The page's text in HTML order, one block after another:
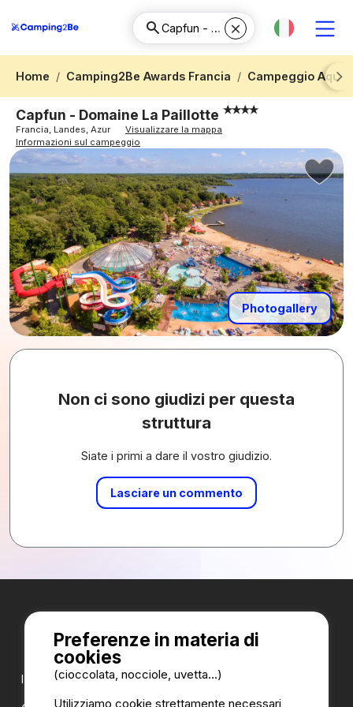
Home Camping2Be Awards Francia
Campeggio
Next
Capfun - Domaine La Paillotte
Francia, Landes, Azur
Visualizzare la mappa
Informazioni sul campeggio
Photogallery
Non ci sono giudizi per questa
struttura
Siate i primi a dare il vostro giudizio.
Lasciare un commento
I nostri partner:
Preferenze in materia di
cookies
(cioccolata, nocciole, uvetta...)
Utilizziamo cookie strettamente necessari